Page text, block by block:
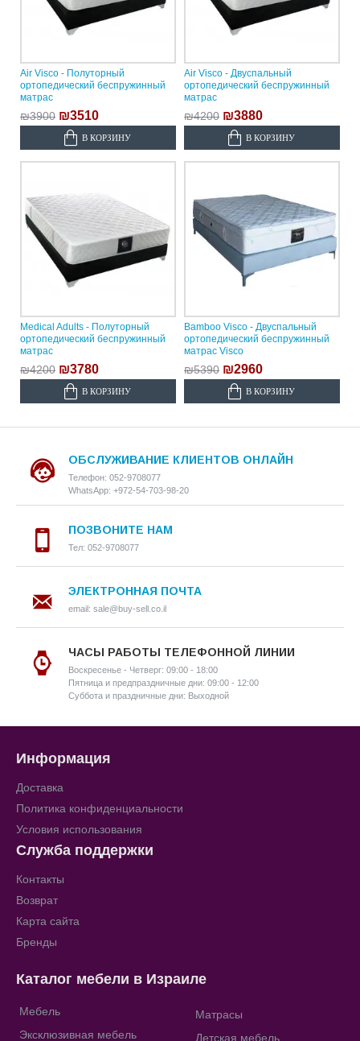
Air Visco - Полуторный
ортопедический беспружинный
матрас
₪3900 ₪3510
В КОРЗИНУ
Air Visco - Двуспальный
ортопедический беспружинный
матрас
₪4200 ₪3880
В КОРЗИНУ
Medical Adults - Полуторный
ортопедический беспружинный
матрас
₪4200 ₪3780
В КОРЗИНУ
Bamboo Visco - Двуспальный
ортопедический беспружинный
матрас Visco
₪5390 ₪2960
В КОРЗИНУ
ОБСЛУЖИВАНИЕ КЛИЕНТОВ ОНЛАЙН
Телефон: 052-9708077
WhatsApp: +972-54-703-98-20
ПОЗВОНИТЕ НАМ
Тел: 052-9708077
ЭЛЕКТРОННАЯ ПОЧТА
email: sale@buy-sell.co.il
ЧАСЫ РАБОТЫ ТЕЛЕФОННОЙ ЛИНИИ
Воскресенье - Четверг: 09:00 - 18:00
Пятница и предпраздничные дни: 09:00 - 12:00
Суббота и праздничные дни: Выходной
Информация
Доставка
Политика конфиденциальности
Условия использования
Служба поддержки
Контакты
Возврат
Карта сайта
Бренды
Каталог мебели в Израиле
Мебель
Эксклюзивная мебель
Матрасы
Детская мебель